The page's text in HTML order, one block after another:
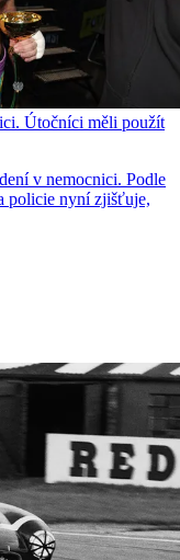
Útočníci měli použít
v nemocnici. Podle
policie nyní zjišťuje,